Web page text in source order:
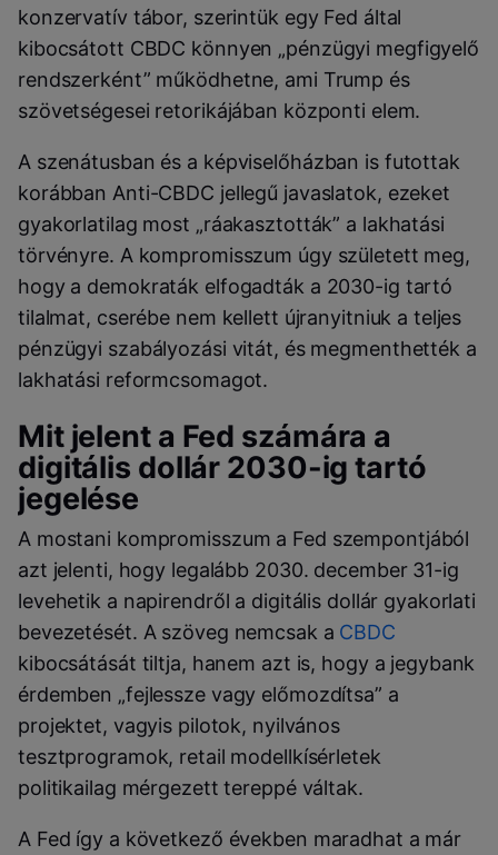
konzervatív tábor, szerintük egy Fed által
kibocsátott CBDC könnyen „pénzügyi megfigyelő
rendszerként” működhetne, ami Trump és
szövetségesei retorikájában központi elem.
A szenátusban és a képviselőházban is futottak
korábban Anti-CBDC jellegű javaslatok, ezeket
gyakorlatilag most „ráakasztották” a lakhatási
törvényre. A kompromisszum úgy született meg,
hogy a demokraták elfogadták a 2030-ig tartó
tilalmat, cserébe nem kellett újranyitniuk a teljes
pénzügyi szabályozási vitát, és megmenthették a
lakhatási reformcsomagot.
Mit jelent a Fed számára a
digitális dollár 2030-ig tartó
jegelése
A mostani kompromisszum a Fed szempontjából
azt jelenti, hogy legalább 2030. december 31-ig
levehetik a napirendről a digitális dollár gyakorlati
bevezetését. A szöveg nemcsak a CBDC
kibocsátását tiltja, hanem azt is, hogy a jegybank
érdemben „fejlessze vagy előmozdítsa” a
projektet, vagyis pilotok, nyilvános
tesztprogramok, retail modellkísérletek
politikailag mérgezett tereppé váltak.
A Fed így a következő években maradhat a már